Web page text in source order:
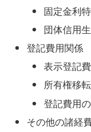
固定金利
団体信用
登記費用関係
表示登記
所有権移
登記費用
その他の諸経